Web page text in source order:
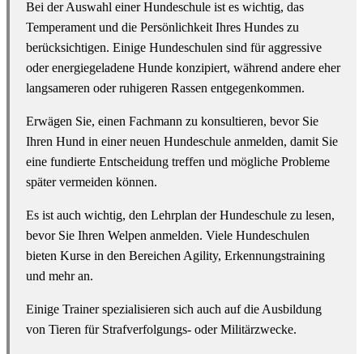
Bei der Auswahl einer Hundeschule ist es wichtig, das
Temperament und die Persönlichkeit Ihres Hundes zu
berücksichtigen. Einige Hundeschulen sind für aggressive
oder energiegeladene Hunde konzipiert, während andere eher
langsameren oder ruhigeren Rassen entgegenkommen.
Erwägen Sie, einen Fachmann zu konsultieren, bevor Sie
Ihren Hund in einer neuen Hundeschule anmelden, damit Sie
eine fundierte Entscheidung treffen und mögliche Probleme
später vermeiden können.
Es ist auch wichtig, den Lehrplan der Hundeschule zu lesen,
bevor Sie Ihren Welpen anmelden. Viele Hundeschulen
bieten Kurse in den Bereichen Agility, Erkennungstraining
und mehr an.
Einige Trainer spezialisieren sich auch auf die Ausbildung
von Tieren für Strafverfolgungs- oder Militärzwecke.